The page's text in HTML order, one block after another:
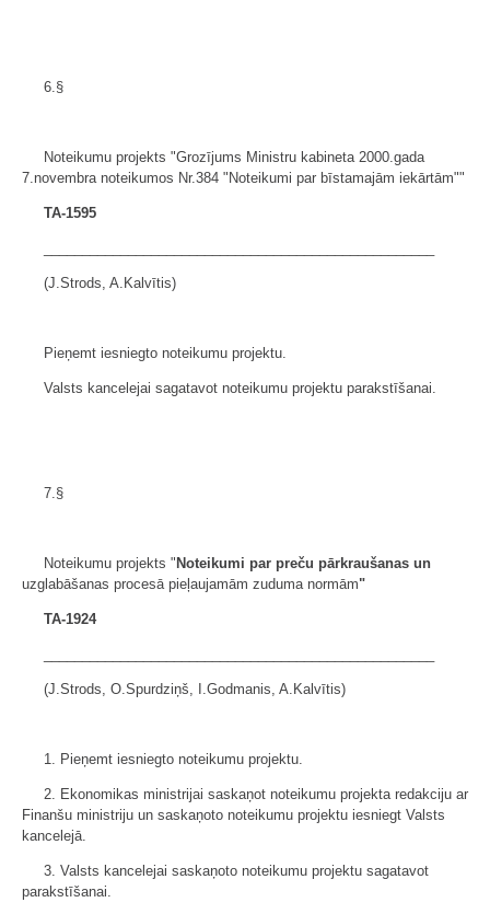
6.§
Noteikumu projekts "Grozījums Ministru kabineta 2000.gada
7.novembra noteikumos Nr.384 "Noteikumi par bīstamajām iekārtām""
TA-1595
(J.Strods, A.Kalvītis)
Pieņemt iesniegto noteikumu projektu.
Valsts kancelejai sagatavot noteikumu projektu parakstīšanai.
7.§
Noteikumu projekts " Noteikumi par preču pārkraušanas un
uzglabāšanas procesā pieļaujamām zuduma normām"
TA-1924
(J.Strods, O.Spurdziņš, I.Godmanis, A.Kalvītis)
1. Pieņemt iesniegto noteikumu projektu.
2. Ekonomikas ministrijai saskaņot noteikumu projekta redakciju ar
Finanšu ministriju un saskaņoto noteikumu projektu iesniegt Valsts
kancelejā.
3. Valsts kancelejai saskaņoto noteikumu projektu sagatavot
parakstīšanai.